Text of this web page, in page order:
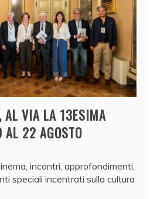
AL VIA LA 13ESIMA
AL 22 AGOSTO
incontri, approfondimenti,
speciali incentrati sulla cultura